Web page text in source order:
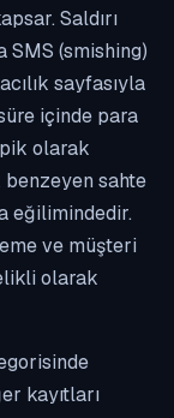
Saldırı
(smishing)
sayfasıyla
içinde para
olarak
sahte
eğilimindedir.
ve müşteri
olarak
kayıtları